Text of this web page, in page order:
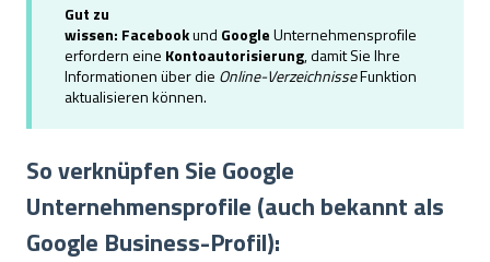
Gut zu
wissen: Facebookund GoogleUnternehmensprofile
erfordern eine Kontoautorisierung, damit Sie Ihre
Informationen über die Online-VerzeichnisseFunktion
aktualisieren können.
So verknüpfen Sie Google
Unternehmensprofile (auch bekannt als
Google Business-Profil):